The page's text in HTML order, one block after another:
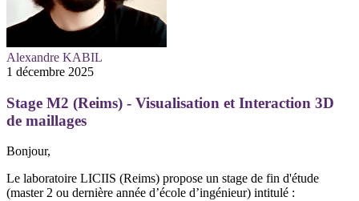
Alexandre KABIL
1 décembre 2025
Stage M2 (Reims) - Visualisation et Interaction 3D
de maillages
Bonjour,
Le laboratoire LICIIS (Reims) propose un stage de fin d'étude
(master 2 ou dernière année d’école d’ingénieur) intitulé :